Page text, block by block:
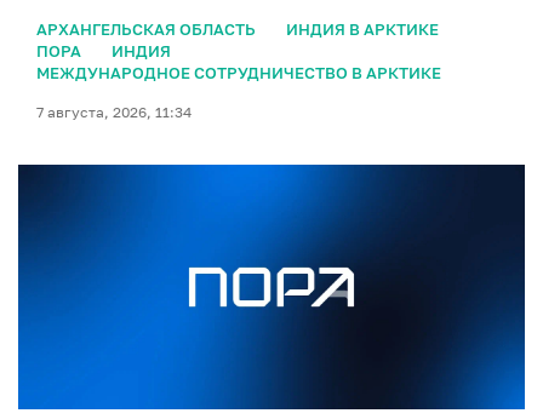
АРХАНГЕЛЬСКАЯ ОБЛАСТЬ
ИНДИЯ В АРКТИКЕ
ПОРА
ИНДИЯ
МЕЖДУНАРОДНОЕ СОТРУДНИЧЕСТВО В АРКТИКЕ
7 августа, 2026, 11:34